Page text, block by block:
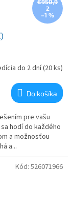
2
–1 %
do 2 dní(20 ks)
Do košíka
pre vašu
hodí do každého
a možnosťou
a...
Kód: 526071966